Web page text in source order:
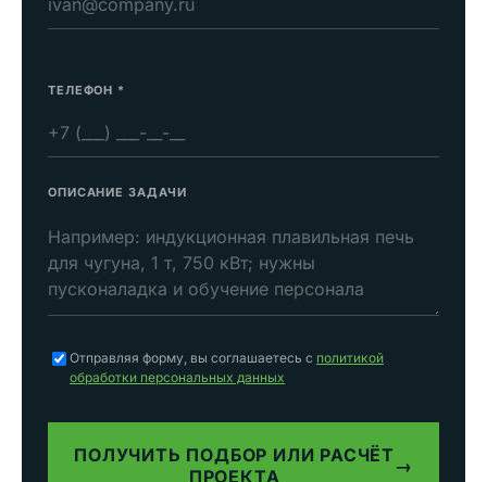
ТЕЛЕФОН *
ОПИСАНИЕ ЗАДАЧИ
Отправляя форму, вы соглашаетесь с политикой
обработки персональных данных
ПОЛУЧИТЬ ПОДБОР ИЛИ РАСЧЁТ
ПРОЕКТА
→